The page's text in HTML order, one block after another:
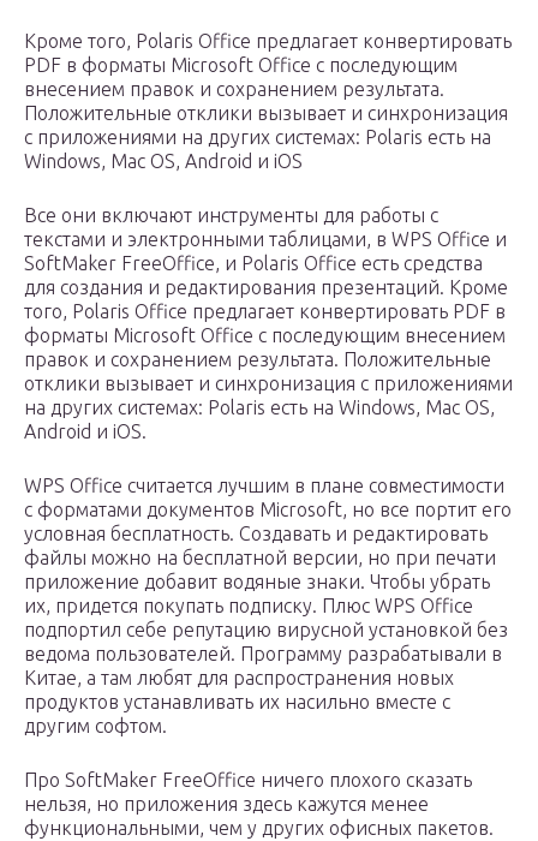
Кроме того, Polaris Office предлагает конвертировать
PDF в форматы Microsoft Office с последующим
внесением правок и сохранением результата.
Положительные отклики вызывает и синхронизация
с приложениями на других системах: Polaris есть на
Windows, Mac OS, Android и iOS
Все они включают инструменты для работы с
текстами и электронными таблицами, в WPS Office и
SoftMaker FreeOffice, и Polaris Office есть средства
для создания и редактирования презентаций. Кроме
того, Polaris Office предлагает конвертировать PDF в
форматы Microsoft Office с последующим внесением
правок и сохранением результата. Положительные
отклики вызывает и синхронизация с приложениями
на других системах: Polaris есть на Windows, Mac OS,
Android и iOS.
WPS Office считается лучшим в плане совместимости
с форматами документов Microsoft, но все портит его
условная бесплатность. Создавать и редактировать
файлы можно на бесплатной версии, но при печати
приложение добавит водяные знаки. Чтобы убрать
их, придется покупать подписку. Плюс WPS Office
подпортил себе репутацию вирусной установкой без
ведома пользователей. Программу разрабатывали в
Китае, а там любят для распространения новых
продуктов устанавливать их насильно вместе с
другим софтом.
Про SoftMaker FreeOffice ничего плохого сказать
нельзя, но приложения здесь кажутся менее
функциональными, чем у других офисных пакетов.